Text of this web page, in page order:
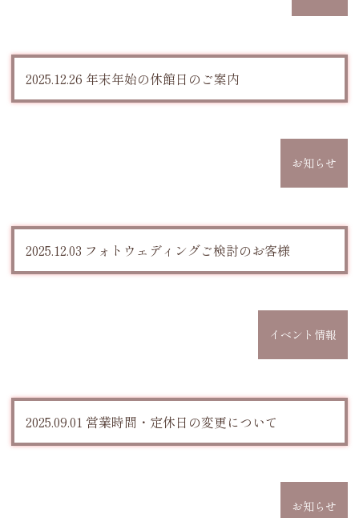
2025.12.26 年末年始の休館日のご案内
お知らせ
2025.12.03 フォトウェディングご検討のお客様
イベント情報
2025.09.01 営業時間・定休日の変更について
お知らせ